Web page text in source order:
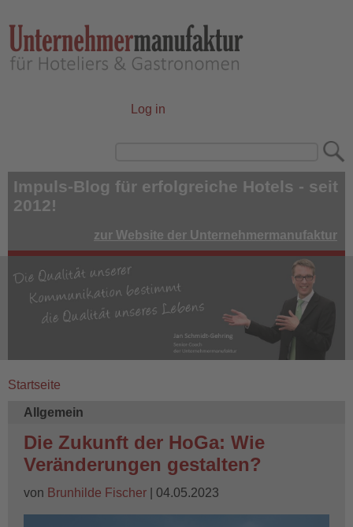
to
main
content
User
Log in
Impuls-Blog für erfolgreiche Hotels - seit
2012!
zur Website der Unternehmermanufaktur
Startseite
Allgemein
Die Zukunft der HoGa: Wie
Veränderungen gestalten?
von Brunhilde Fischer | 04.05.2023